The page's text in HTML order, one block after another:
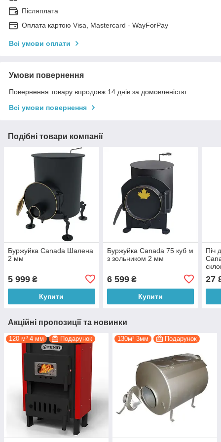
Післяплата
Оплата картою Visa, Mastercard - WayForPay
Всі умови оплати
Умови повернення
Повернення товару впродовж 14 днів за домовленістю
Всі умови повернення
Подібні товари компанії
Буржуйка Canada Шалена
2 мм
5 999 ₴
Купити
Буржуйка Canada 75 куб м
з зольником 2 мм
6 599₴
Купити
Піч
27
Акційні пропозиції та новинки
120 м³ 4 мм Подарунок 130м³ 3мм Подарунок